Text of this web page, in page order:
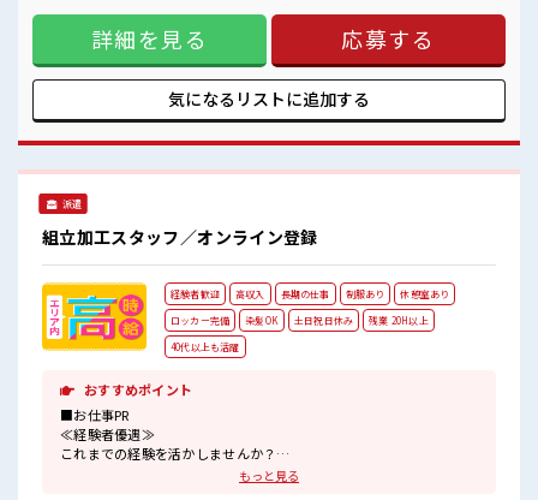
ロッカーあり！
安心してお仕事に集中♪
≪未経験でも活躍できる≫ 新しいことにチャレンジするのは
不安だけど、 しっかり働く環境が整っています！ イチからス
キルUP・ステップUP目指していきましょう！ ≪自分に向い
ている仕事が探せる≫ 困った事などがあれば、 担当がしっか
りサポートします！ ■職場の雰囲気 “コジンマリ”が好きな方
にもお勧め！！ 少人数の職場です♪ 休憩室で楽しくランチ♪
仕事に集中♪
詳細を見る 応募する
気になるリストに追加する
派遣
組立加工スタッフ／オンライン登録
経験者歓迎 高収入 長期の仕事 制服あり
休憩室あり
ロッカー完備
染髪OK 土日祝日休み
残業 20H以上
40代以上も活躍
おすすめポイント
■お仕事PR
≪経験者優遇≫
これまでの経験を活かしませんか？
もっと見る